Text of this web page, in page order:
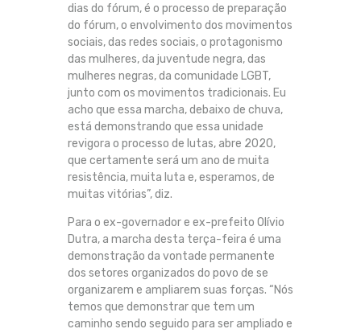
dias do fórum, é o processo de preparação
do fórum, o envolvimento dos movimentos
sociais, das redes sociais, o protagonismo
das mulheres, da juventude negra, das
mulheres negras, da comunidade LGBT,
junto com os movimentos tradicionais. Eu
acho que essa marcha, debaixo de chuva,
está demonstrando que essa unidade
revigora o processo de lutas, abre 2020,
que certamente será um ano de muita
resistência, muita luta e, esperamos, de
muitas vitórias”, diz.
Para o ex-governador e ex-prefeito Olívio
Dutra, a marcha desta terça-feira é uma
demonstração da vontade permanente
dos setores organizados do povo de se
organizarem e ampliarem suas forças. “Nós
temos que demonstrar que tem um
caminho sendo seguido para ser ampliado e